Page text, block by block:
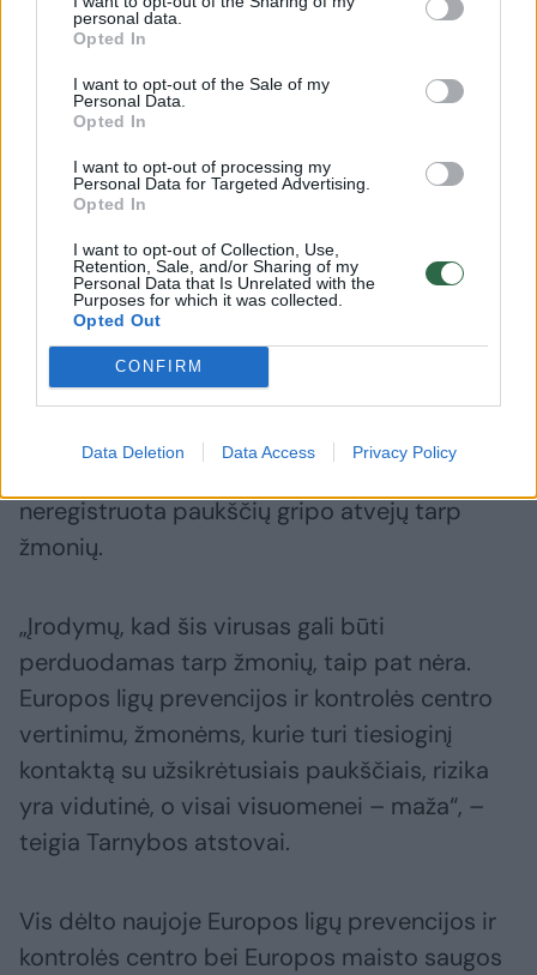
personal data.
Opted In
I want to opt-out of the Sale of my
Personal Data.
Opted In
I want to opt-out of processing my
Personal Data for Targeted Advertising.
Opted In
I want to opt-out of Collection, Use,
Retention, Sale, and/or Sharing of my
Personal Data that Is Unrelated with the
Purposes for which it was collected.
Opted Out
CONFIRM
Data Deletion Data Access Privacy Policy
Europoje plinta virusas, kurio žala – milžiniška:
mokslininkai įspėja apie mutacijas ir naują pandemiją.
V. Balkūno asociatyvi nuotr.
ES institucijos: naujos paukščių gripo
mutacijos gali prisitaikyti prie žmonių
Savo ruožtu Valstybinė maisto ir veterinarijos
tarnyba atkreipia dėmesį, kad žmonėms
rizika užsikrėsti paukščių gripu kyla
tiesioginio kontakto su užkrėstais paukščiais
neregistruota paukščių gripo atvejų tarp
žmonių.
„Įrodymų, kad šis virusas gali būti
perduodamas tarp žmonių, taip pat nėra.
Europos ligų prevencijos ir kontrolės centro
vertinimu, žmonėms, kurie turi tiesioginį
kontaktą su užsikrėtusiais paukščiais, rizika
yra vidutinė, o visai visuomenei – maža“, –
teigia Tarnybos atstovai.
Vis dėlto naujoje Europos ligų prevencijos ir
kontrolės centro bei Europos maisto saugos